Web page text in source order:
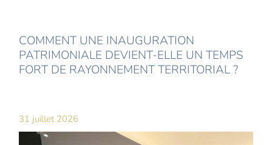
COMMENT UNE INAUGURATION
PATRIMONIALE DEVIENT-ELLE UN TEMPS
FORT DE RAYONNEMENT TERRITORIAL ?
31 juillet 2026